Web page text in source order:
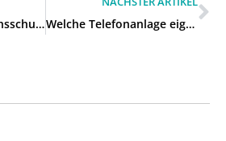
Wirksamer Einbruchsschutz für Unternehmen Welche Telefonanlage eignet sich für unser Unternehmen in Oberhausen?